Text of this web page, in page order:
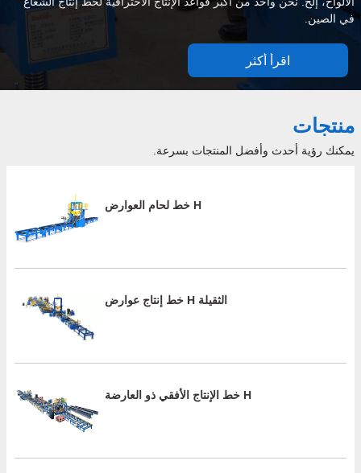
في الصين.
اقرأ أكثر
منتجات
يمكنك رؤية أحدث وأفضل المنتجات بسرعة.
خط لحام العوارض H
خط إنتاج عوارض H الثقيلة
خط الإنتاج الأفقي ذو العارضة H